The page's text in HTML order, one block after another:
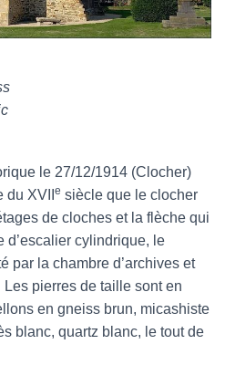
le 27/12/1914 (Clocher)
du XVII e siècle que le clocher
de cloches et la flèche qui
d’escalier cylindrique, le
par la chambre d’archives et
pierres de taille sont en
en gneiss brun, micashiste
blanc, quartz blanc, le tout de